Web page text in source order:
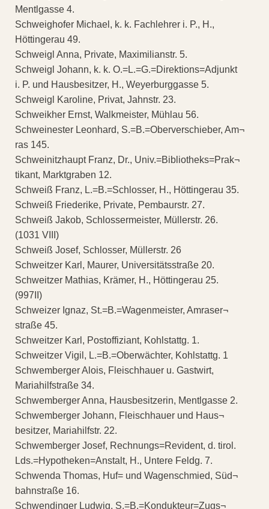
Mentlgasse 4.
Schweighofer Michael, k. k. Fachlehrer i. P., H.,
Höttingerau 49.
Schweigl Anna, Private, Maximilianstr. 5.
Schweigl Johann, k. k. O.=L.=G.=Direktions=Adjunkt
i. P. und Hausbesitzer, H., Weyerburggasse 5.
Schweigl Karoline, Privat, Jahnstr. 23.
Schweikher Ernst, Walkmeister, Mühlau 56.
Schweinester Leonhard, S.=B.=Oberverschieber, Am¬
ras 145.
Schweinitzhaupt Franz, Dr., Univ.=Bibliotheks=Prak¬
tikant, Marktgraben 12.
Schweiß Franz, L.=B.=Schlosser, H., Höttingerau 35.
Schweiß Friederike, Private, Pembaurstr. 27.
Schweiß Jakob, Schlossermeister, Müllerstr. 26.
(1031 VIII)
Schweiß Josef, Schlosser, Müllerstr. 26
Schweitzer Karl, Maurer, Universitätsstraße 20.
Schweitzer Mathias, Krämer, H., Höttingerau 25.
(997II)
Schweizer Ignaz, St.=B.=Wagenmeister, Amraser¬
straße 45.
Schweitzer Karl, Postoffiziant, Kohlstattg. 1.
Schweitzer Vigil, L.=B.=Oberwächter, Kohlstattg. 1
Schwemberger Alois, Fleischhauer u. Gastwirt,
Mariahilfstraße 34.
Schwemberger Anna, Hausbesitzerin, Mentlgasse 2.
Schwemberger Johann, Fleischhauer und Haus¬
besitzer, Mariahilfstr. 22.
Schwemberger Josef, Rechnungs=Revident, d. tirol.
Lds.=Hypotheken=Anstalt, H., Untere Feldg. 7.
Schwenda Thomas, Huf= und Wagenschmied, Süd¬
bahnstraße 16.
Schwendinger Ludwig, S.=B.=Kondukteur=Zugs¬